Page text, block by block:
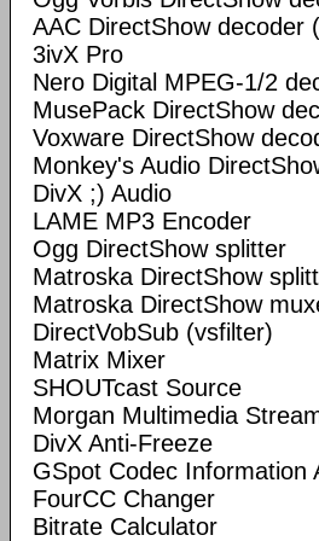
AAC DirectShow decoder
3ivX Pro
Nero Digital MPEG-1/2
MusePack DirectShow
Voxware DirectShow
Monkey's Audio
DivX ;) Audio
LAME MP3 Encoder
Ogg DirectShow splitter
Matroska DirectShow
Matroska DirectShow
DirectVobSub (vsfilter)
Matrix Mixer
SHOUTcast Source
Morgan Multimedia
DivX Anti-Freeze
GSpot Codec Information
FourCC Changer
Bitrate Calculator